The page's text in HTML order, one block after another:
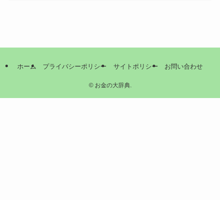
ホーム プライバシーポリシー サイトポリシー お問い合わせ
©お金の大辞典.